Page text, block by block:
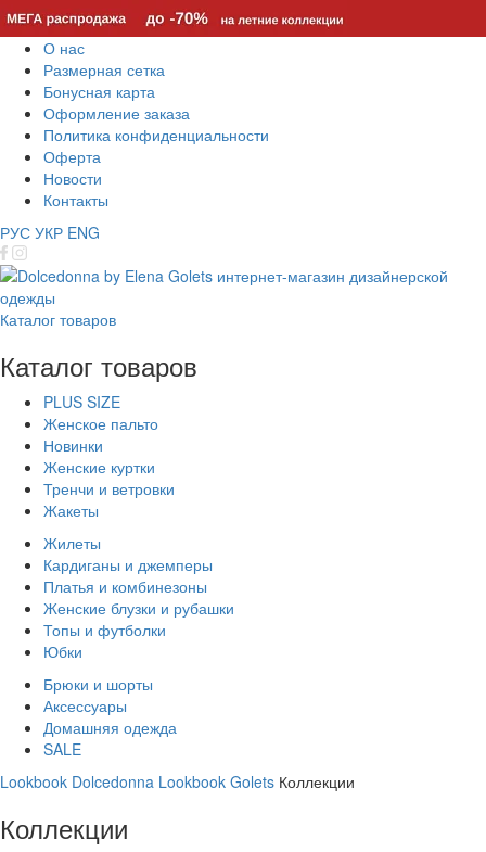
О нас
Размерная сетка
Бонусная карта
Оформление заказа
Политика конфиденциальности
Оферта
Новости
Контакты
РУС УКР ENG
Каталог товаров
Каталог товаров
PLUS SIZE
Женское пальто
Новинки
Женские куртки
Тренчи и ветровки
Жакеты
Жилеты
Кардиганы и джемперы
Платья и комбинезоны
Женские блузки и рубашки
Топы и футболки
Юбки
Брюки и шорты
Аксессуары
Домашняя одежда
SALE
Lookbook Dolcedonna Lookbook Golets Коллекции
Коллекции